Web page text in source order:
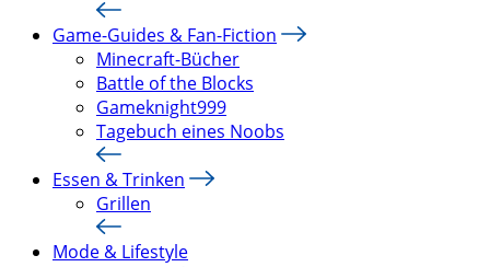
Game-Guides & Fan-Fiction
Minecraft-Bücher
Battle of the Blocks
Gameknight999
Tagebuch eines Noobs
Essen & Trinken
Grillen
Mode & Lifestyle